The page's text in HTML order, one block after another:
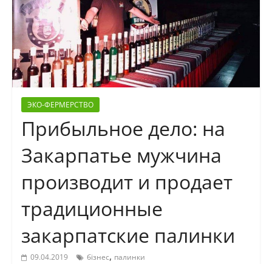
ЭКО-ФЕРМЕРСТВО
Прибыльное дело: на
Закарпатье мужчина
производит и продает
традиционные
закарпатские палинки
09.04.2019 бізнес, палинки